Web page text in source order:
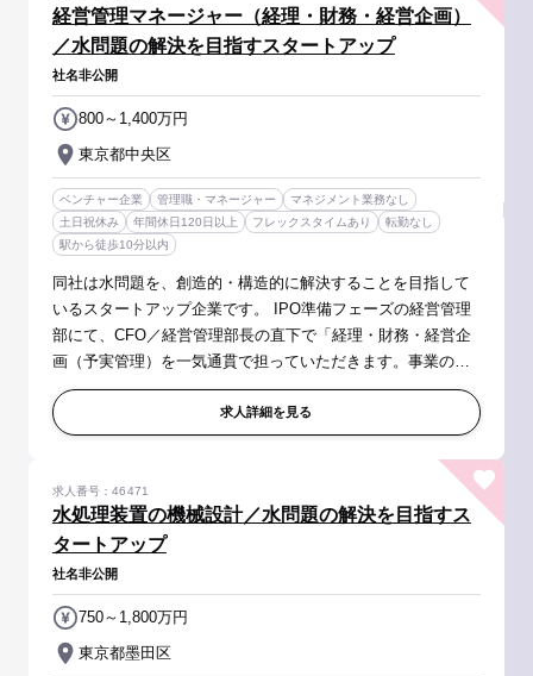
経営管理マネージャー（経理・財務・経営企画）
／水問題の解決を目指すスタートアップ
社名非公開
東京都中央区
800～1,400万円
ベンチャー企業 管理職・マネージャー
マネジメント業務なし
土日祝休み
年間休日120日以上 フレックスタイムあり
転勤なし
駅から徒歩10分以内
同社は水問題を、創造的・構造的に解決することを目指して
いるスタートアップ企業です。 IPO準備フェーズの経営管理
部にて、CFO／経営管理部長の直下で「経理・財務・経営企
画（予実管理）を一気通貫で担っていただきます。事業の現
場にかかわりながら、予算・実績・報告（経営への示唆出
し）をリードいただきます。 ...
求人詳細を見る
水処理装置の機械設計／水問題の解決を目指すス
タートアップ
求人番号：46471
社名非公開
東京都墨田区
750～1,800万円